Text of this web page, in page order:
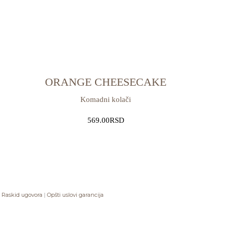
ORANGE CHEESECAKE
Komadni kolači
569.00RSD
Raskid ugovora | Opšti uslovi garancija